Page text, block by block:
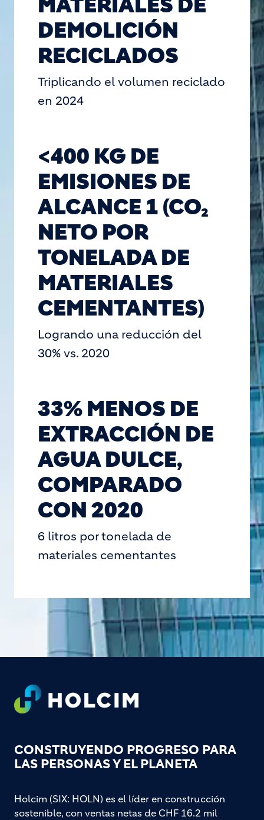
DEMOLICIÓN
RECICLADOS
Triplicando el volumen reciclado
en 2024
<400 KG DE
EMISIONES DE
ALCANCE 1 (CO₂
NETO POR
TONELADA DE
MATERIALES
CEMENTANTES)
Logrando una reducción del
30% vs. 2020
33% MENOS DE
EXTRACCIÓN DE
AGUA DULCE,
COMPARADO
CON 2020
6 litros por tonelada de
materiales cementantes
Footer
CONSTRUYENDO PROGRESO PARA
LAS PERSONAS Y EL PLANETA
Holcim (SIX: HOLN) es el líder en construcción
sostenible, con ventas netas de CHF 16.2 mil